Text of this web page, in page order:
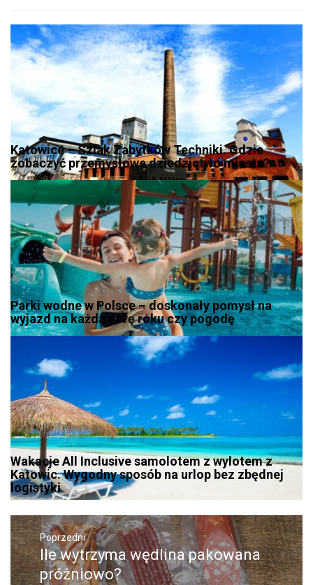
Katowice – Szlak Zabytków Techniki. Gdzie
zobaczyć przemysłowe dziedzictwo miasta?
Parki wodne w Polsce – doskonały pomysł na
wyjazd na każdą porę roku czy pogodę
Wakacje All Inclusive samolotem z wylotem z
Katowic. Wygodny sposób na urlop bez zbędnej
logistyki
Nawigacja
wpisuPoprzedni
Poprzedni
wpis:
Ile wytrzyma wędlina pakowana
próżniowo?